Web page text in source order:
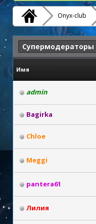
Onyx-club
Супермодераторы
Имя
admin
Bagirka
Chloe
Meggi
pantera61
Лилия